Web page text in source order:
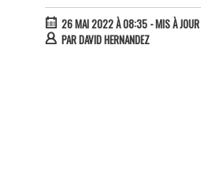
26 MAI 2022 À 08:35- MIS À
PARDAVID HERNANDEZ